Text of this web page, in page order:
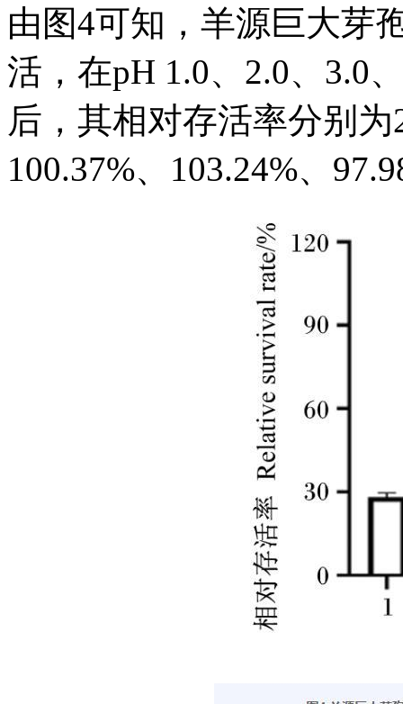
由图4可知，羊源巨大芽
活，在pH 1.0、2.0、3.0
后，其相对存活率分别为
100.37%、103.24%、